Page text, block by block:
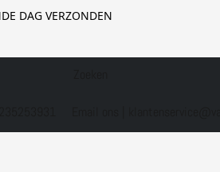
DAG VERZONDEN